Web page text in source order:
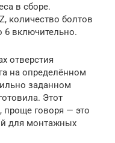
в сборе.
количество болтов
6 включительно.
отверстия
на определённом
заданном
Этот
проще говоря — это
для монтажных